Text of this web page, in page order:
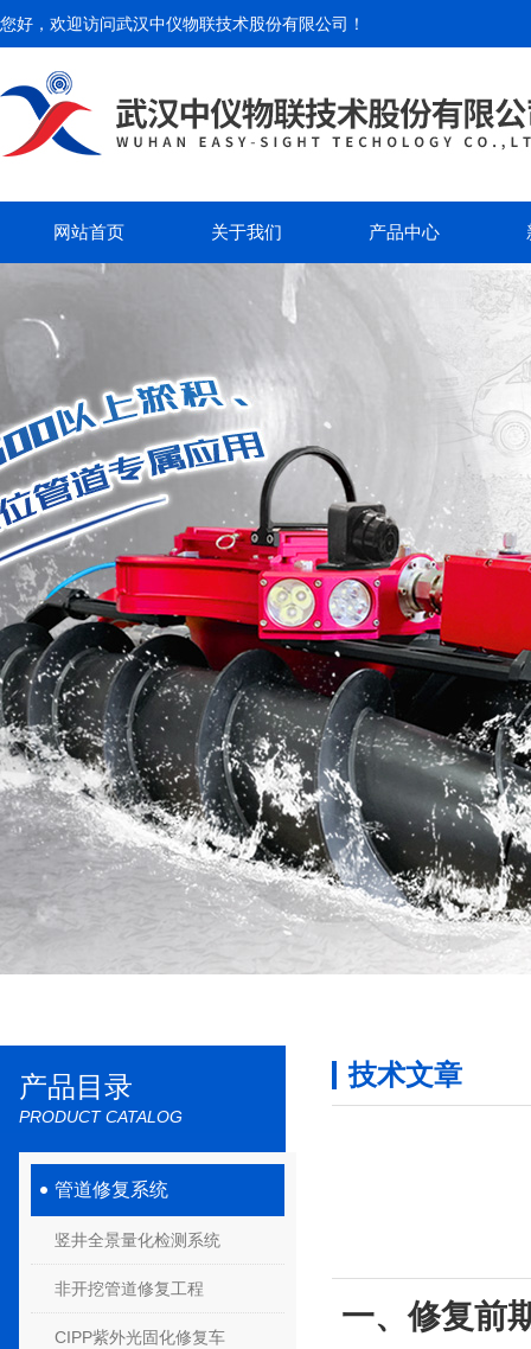
您好，欢迎访问武汉中仪物联技术股份有限公司 ！
网站首页 关于我们 产品中心
产品目录
PRODUCT CATALOG
管道修复系统
竖井全景量化检测系统
非开挖管道修复工程
CIPP紫外光固化修复车
技术文章
一、修复前